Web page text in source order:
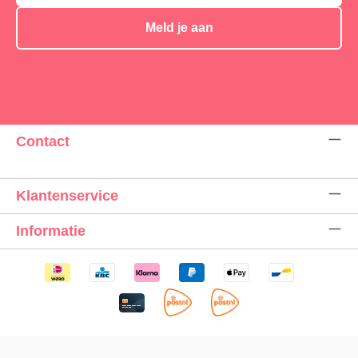
Meld je aan
Contact
Klantenservice
Informatie